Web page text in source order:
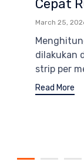
Cepat
March 25,
dilakukan
strip per
Read More